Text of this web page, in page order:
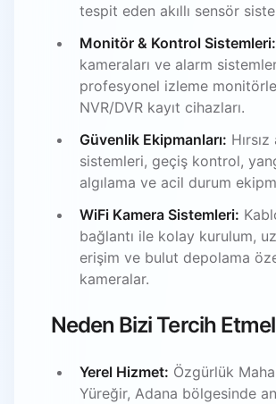
tespit eden akıllı sensör
Monitör & Kontrol Sistemleri:
kameraları ve alarm
profesyonel izleme
NVR/DVR kayıt cihazları.
Güvenlik Ekipmanları:
sistemleri, geçiş kontrol,
algılama ve acil durum
WiFi Kamera Sistemleri:
bağlantı ile kolay kurulum,
erişim ve bulut depolama
kameralar.
Neden Bizi Tercih
Yerel Hizmet: Özgürlük
Yüreğir, Adana bölgesinde